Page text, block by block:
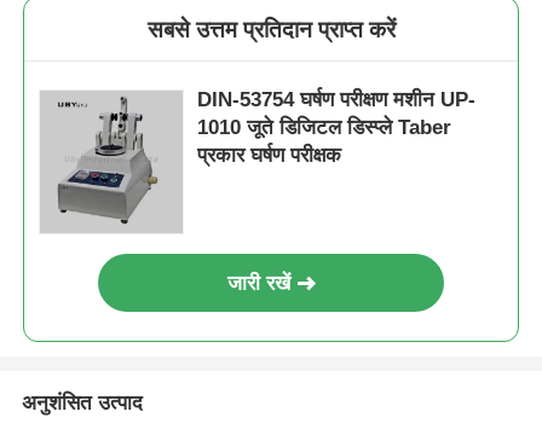
सबसे उत्तम प्रतिदान प्राप्त करें
DIN-53754 घर्षण परीक्षण मशीन UP-
1010 जूते डिजिटल डिस्प्ले Taber
प्रकार घर्षण परीक्षक
जारी रखें
अनुशंसित उत्पाद